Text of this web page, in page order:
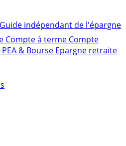
Guide indépendant de l'épargne
Compte à terme Compte
PEA & Bourse Epargne retraite